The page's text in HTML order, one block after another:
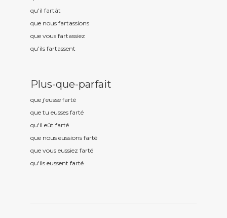
qu'il fartât
que nous fartassions
que vous fartassiez
qu'ils fartassent
Plus-que-parfait
que j'eusse farté
que tu eusses farté
qu'il eût farté
que nous eussions farté
que vous eussiez farté
qu'ils eussent farté